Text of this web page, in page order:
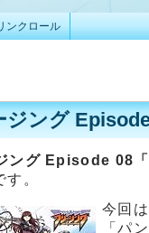
ジング
ング Episode 08
。
今回
「パ
ンクロール